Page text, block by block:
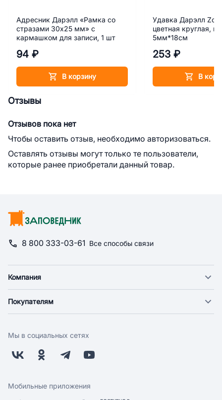
Адресник Дарэлл «Рамка со
стразами 30х25 мм» с
кармашком для записи, 1 шт
94 ₽
В корзину
Удавка Дарэлл
цветная круглая,
5мм*18см
253 ₽
В
Отзывы
Отзывов пока нет
Чтобы оставить отзыв, необходимо авторизоваться.
Оставлять отзывы могут только те пользователи,
которые ранее приобретали данный товар.
8 800 333-03-61 Все способы связи
Компания
Новости
Поставщикам
Заводчикам
Обратная связь
Покупателям
Оплата
Бонусная программа
Скидки и акции
Мы в социальных сетях
Мобильные приложения